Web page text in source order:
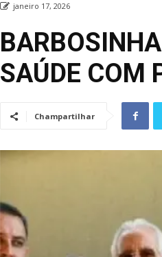
janeiro 17, 2026
SAÚDE COM
Champartilhar